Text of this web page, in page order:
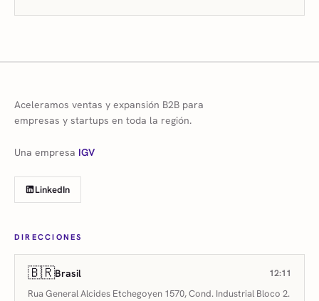
Aceleramos ventas y expansión B2B para
empresas y startups en toda la región.
Una empresa IGV
LinkedIn
DIRECCIONES
🇧🇷Brasil 12:11
Rua General Alcides Etchegoyen 1570, Cond. Industrial Bloco 2.